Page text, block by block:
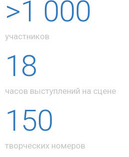
>1 000
участников
18
часов выступлений на сцене
150
творческих номеров